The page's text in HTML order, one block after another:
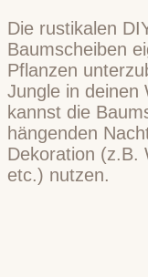
Die rustikalen
Baumscheiben
Pflanzen
Jungle in deinen
kannst die
hängenden
Dekoration (z.B.
etc.) nutzen.